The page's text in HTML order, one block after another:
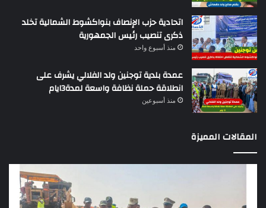
اتحادية حزب الإنصاف بنواكشوط الشمالية تخلد
ذكرى تنصيب رئيس الجمهورية
منذ أسبوع واحد
عمدة بلدية توجنين ولد الفلالي يشرف على
انطلاقة حملة نظافة واسعة لمدة3ايام
منذ أسبوعين
المقالات المميزة